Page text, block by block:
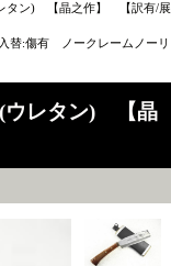
タン) 【晶之作】 【訳有/展
替:傷有 ノークレームノーリ
(ウレタン) 【晶